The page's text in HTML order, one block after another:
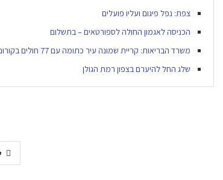
צפת: נפל פיגום ועליו פועלים
הכניסה לאגמון החולה לספורטאים – בתשלום
משרד הבריאות: קריית שמונה עיר כתומה עם 77 חולים בקורונה
שלג החל להיערם בצפון רמת הגולן